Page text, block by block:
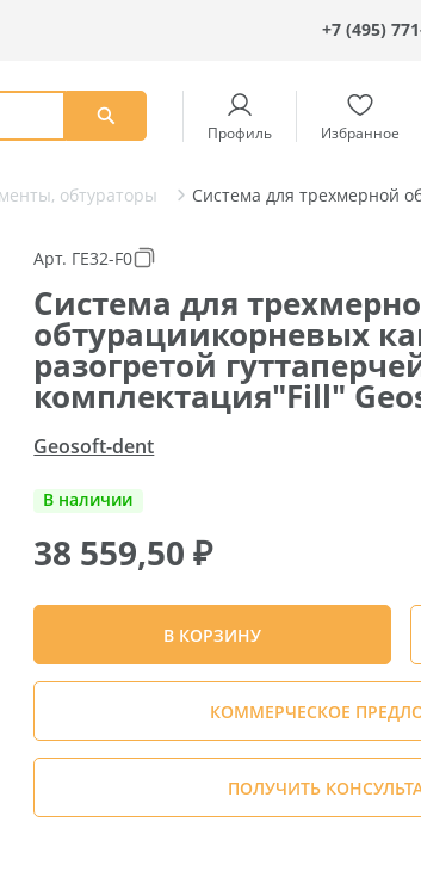
+7 (495)
Профиль Избранное
обтураторы Система для трехмерной
Арт. ГЕ32-F0
Система для
обтурациикорневых
разогретой
комплектация"Fill"
Geosoft-dent
В наличии
38 559,50₽
В КОРЗИНУ
КОММЕРЧЕСКОЕ
ПОЛУЧИТЬ